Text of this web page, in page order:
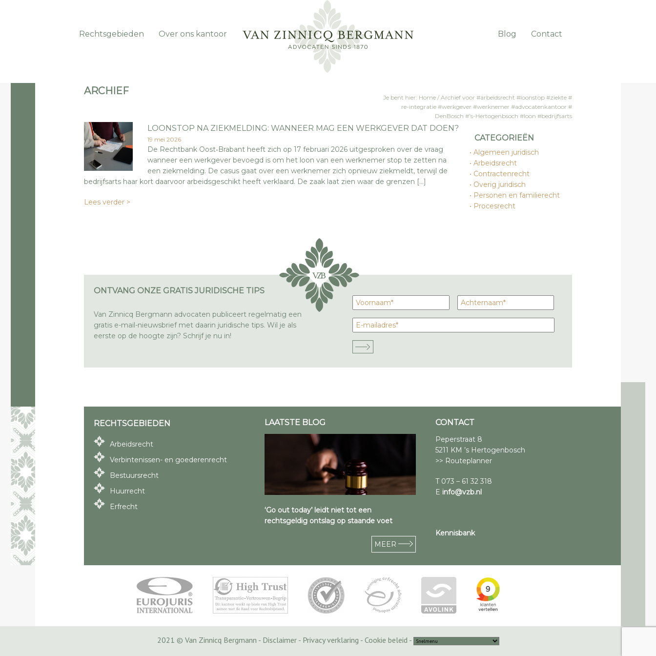
Rechtsgebieden Over ons kantoor Blog Contact
ARCHIEF
Je bent hier: Home / Archief voor #arbeidsrecht #loonstop #ziekte #
re-integratie #werkgever #werknemer #advocatenkantoor #
DenBosch #’s-Hertogenbsoch #loon #bedrijfsarts
LOONSTOP NA ZIEKMELDING: WANNEER MAG EEN WERKGEVER DAT DOEN?
19 mei 2026
De Rechtbank Oost‑Brabant heeft zich op 17 februari 2026 uitgesproken over de vraag
wanneer een werkgever bevoegd is om het loon van een werknemer stop te zetten na
een ziekmelding. De casus gaat over een werknemer zich opnieuw ziekmeldt, terwijl de
bedrijfsarts haar kort daarvoor arbeidsgeschikt heeft verklaard. De zaak laat zien waar de grenzen […]
Lees verder >
CATEGORIEËN
Algemeen juridisch
Arbeidsrecht
Contractenrecht
Overig juridisch
Personen en familierecht
Procesrecht
ONTVANG ONZE GRATIS JURIDISCHE TIPS
Van Zinnicq Bergmann advocaten publiceert regelmatig een
gratis e-mail-nieuwsbrief met daarin juridische tips. Wil je als
eerste op de hoogte zijn? Schrijf je nu in!
RECHTSGEBIEDEN
Arbeidsrecht
Verbintenissen- en goederenrecht
Bestuursrecht
Huurrecht
Erfrecht
LAATSTE BLOG
‘Go out today’ leidt niet tot een
rechtsgeldig ontslag op staande voet
MEER
CONTACT
Peperstraat 8
5211 KM ’s Hertogenbosch
>> Routeplanner
T 073 – 61 32 318
E info@vzb.nl
Kennisbank
2021 © Van Zinnicq Bergmann - Disclaimer- Privacy verklaring - Cookie beleid -